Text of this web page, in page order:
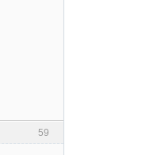
59